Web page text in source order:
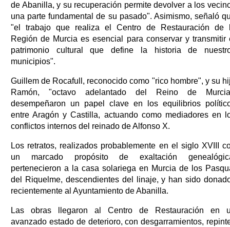
de Abanilla, y su recuperación permite devolver a los
una parte fundamental de su pasado". Asimismo, señaló
"el trabajo que realiza el Centro de Restauración de
Región de Murcia es esencial para conservar y transmitir
patrimonio cultural que define la historia de
municipios".
Guillem de Rocafull, reconocido como "rico hombre", y su
Ramón, "octavo adelantado del Reino de
desempeñaron un papel clave en los equilibrios
entre Aragón y Castilla, actuando como mediadores en
conflictos internos del reinado de Alfonso X.
Los retratos, realizados probablemente en el siglo XVIII
un marcado propósito de exaltación
pertenecieron a la casa solariega en Murcia de los
del Riquelme, descendientes del linaje, y han sido
recientemente al Ayuntamiento de Abanilla.
Las obras llegaron al Centro de Restauración en
avanzado estado de deterioro, con desgarramientos,